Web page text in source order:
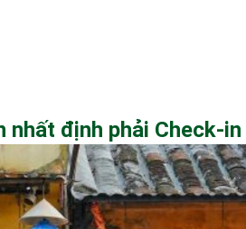
nhất định phải Check-in